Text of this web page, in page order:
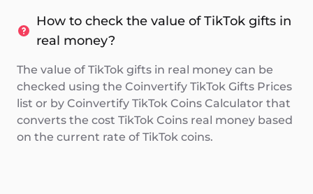
How to check the value of TikTok gifts in
real money?
The value of TikTok gifts in real money can be
checked using the Coinvertify TikTok Gifts Prices
list or by Coinvertify TikTok Coins Calculator that
converts the cost TikTok Coins real money based
on the current rate of TikTok coins.